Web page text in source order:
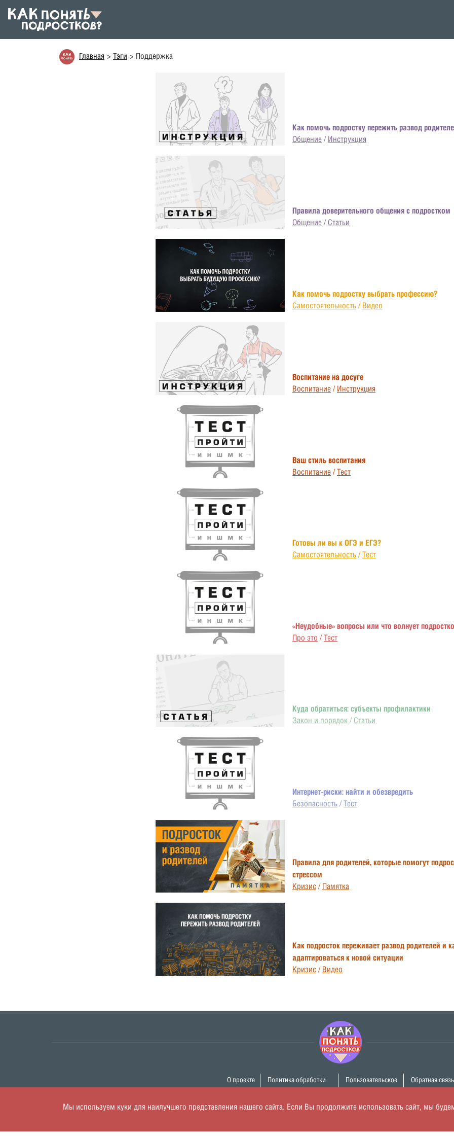
Главная Тэги Поддержка
Как помочь подростку пережить развод
Общение / Инструкция
Правила доверительного общения с подростком
Общение / Статьи
Как помочь подростку выбрать профессию?
Самостоятельность / Видео
Воспитание на досуге
Воспитание / Инструкция
Ваш стиль воспитания
Воспитание /Тест
Готовы ли вы к ОГЭ и ЕГЭ?
Самостоятельность /Тест
«Неудобные» вопросы или что волнует
Про это /Тест
Куда обратиться: субъекты профилактики
Закон и порядок / Статьи
Интернет-риски: найти и обезвредить
Безопасность / Тест
Правила для родителей, которые помогут
стрессом
Кризис / Памятка
Как подросток переживает развод родителей и
адаптироваться к новой ситуации
Кризис / Видео
О проекте
Политика обработки
Пользовательское
Обратная связь
Консультация специалиста
Мы используем куки для наилучшего представления нашего сайта. Если Вы продолжите использовать сайт, мы будем